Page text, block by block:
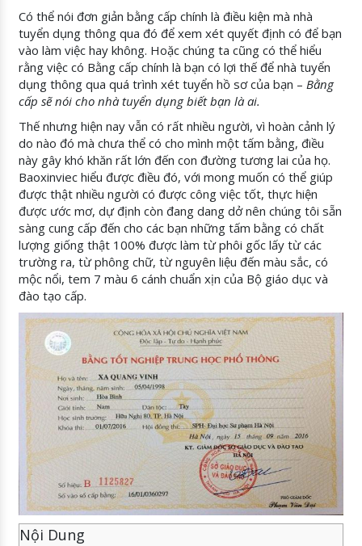
Có thể nói đơn giản bằng cấp chính là điều kiện mà nhà
tuyển dụng thông qua đó để xem xét quyết định có để bạn
vào làm việc hay không. Hoặc chúng ta cũng có thể hiểu
rằng việc có Bằng cấp chính là bạn có lợi thế để nhà tuyển
dụng thông qua quá trình xét tuyển hồ sơ của bạn – Bằng
cấp sẽ nói cho nhà tuyển dụng biết bạn là ai.
Thế nhưng hiện nay vẫn có rất nhiều người, vì hoàn cảnh lý
do nào đó mà chưa thể có cho mình một tấm bằng, điều
này gây khó khăn rất lớn đến con đường tương lai của họ.
Baoxinviec hiểu được điều đó, với mong muốn có thể giúp
được thật nhiều người có được công việc tốt, thực hiện
được ước mơ, dự định còn đang dang dở nên chúng tôi sẵn
sàng cung cấp đến cho các bạn những tấm bằng có chất
lượng giống thật 100% được làm từ phôi gốc lấy từ các
trường ra, từ phông chữ, từ nguyên liệu đến màu sắc, có
mộc nổi, tem 7 màu 6 cánh chuẩn xịn của Bộ giáo dục và
đào tạo cấp.
Nội Dung